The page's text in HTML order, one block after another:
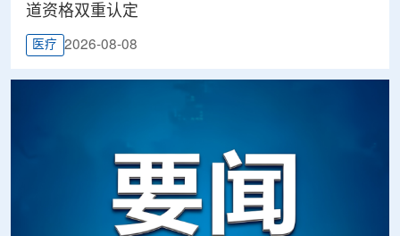
道资格双重认定
医疗 2026-08-08